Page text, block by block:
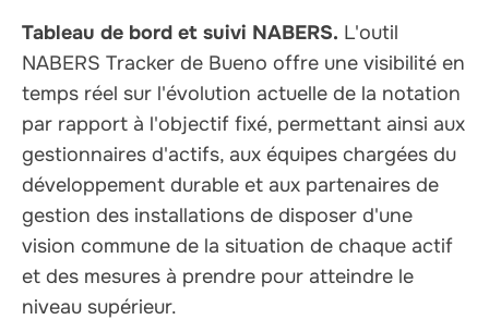
Tableau de bord et suivi NABERS. L'outil
NABERS Tracker de Bueno offre une visibilité en
temps réel sur l'évolution actuelle de la notation
par rapport à l'objectif fixé, permettant ainsi aux
gestionnaires d'actifs, aux équipes chargées du
développement durable et aux partenaires de
gestion des installations de disposer d'une
vision commune de la situation de chaque actif
et des mesures à prendre pour atteindre le
niveau supérieur.